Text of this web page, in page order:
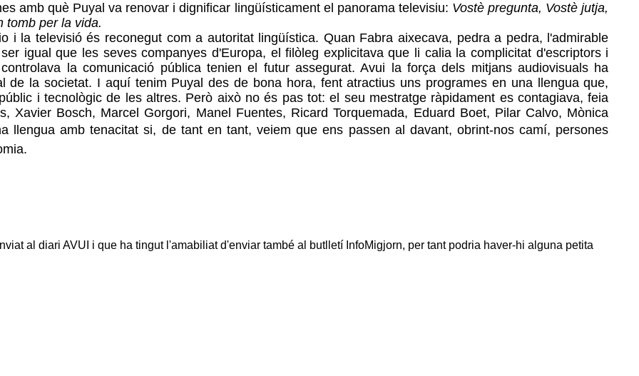
amb què Puyal va renovar i dignificar lingüísticament el panorama televisiu: Vostè pregunta, Vostè jutja,
tomb per la vida.
i la televisió és reconegut com a autoritat lingüística. Quan Fabra aixecava, pedra a pedra, l'admirable
igual que les seves companyes d'Europa, el filòleg explicitava que li calia la complicitat d'escriptors i
la comunicació pública tenien el futur assegurat. Avui la força dels mitjans audiovisuals ha
de la societat. I aquí tenim Puyal des de bona hora, fent atractius uns programes en una llengua que,
i tecnològic de les altres. Però això no és pas tot: el seu mestratge ràpidament es contagiava, feia
Xavier Bosch, Marcel Gorgori, Manel Fuentes, Ricard Torquemada, Eduard Boet, Pilar Calvo, Mònica
llengua amb tenacitat si, de tant en tant, veiem que ens passen al davant, obrint-nos camí, persones
al diari AVUI i que ha tingut l'amabiliat d'enviar també al butlletí InfoMigjorn, per tant podria haver-hi alguna petita